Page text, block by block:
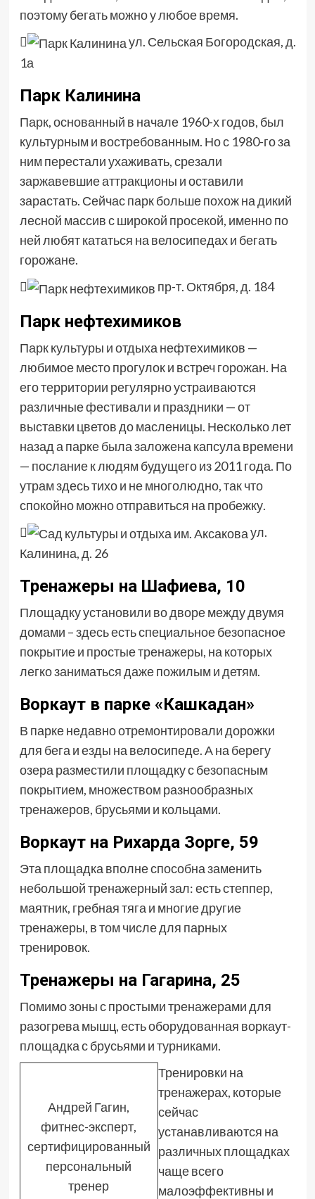
поэтому бегать можно у любое время.

ул. Сельская Богородская, д.
1а
Парк Калинина
Парк, основанный в начале 1960-х годов, был
культурным и востребованным. Но с 1980-го за
ним перестали ухаживать, срезали
заржавевшие аттракционы и оставили
зарастать. Сейчас парк больше похож на дикий
лесной массив с широкой просекой, именно по
ней любят кататься на велосипедах и бегать
горожане.

пр-т. Октября, д. 184
Парк нефтехимиков
Парк культуры и отдыха нефтехимиков —
любимое место прогулок и встреч горожан. На
его территории регулярно устраиваются
различные фестивали и праздники — от
выставки цветов до масленицы. Несколько лет
назад а парке была заложена капсула времени
— послание к людям будущего из 2011 года. По
утрам здесь тихо и не многолюдно, так что
спокойно можно отправиться на пробежку.

ул.
Калинина, д. 26
Тренажеры на Шафиева, 10
Площадку установили во дворе между двумя
домами – здесь есть специальное безопасное
покрытие и простые тренажеры, на которых
легко заниматься даже пожилым и детям.
Воркаут в парке «Кашкадан»
В парке недавно отремонтировали дорожки
для бега и езды на велосипеде. А на берегу
озера разместили площадку с безопасным
покрытием, множеством разнообразных
тренажеров, брусьями и кольцами.
Воркаут на Рихарда Зорге, 59
Эта площадка вполне способна заменить
небольшой тренажерный зал: есть степпер,
маятник, гребная тяга и многие другие
тренажеры, в том числе для парных
тренировок.
Тренажеры на Гагарина, 25
Помимо зоны с простыми тренажерами для
разогрева мышц, есть оборудованная воркаут-
площадка с брусьями и турниками.
Андрей Гагин,
фитнес-эксперт,
сертифицированный
персональный
тренер
Тренировки на
тренажерах, которые
сейчас
устанавливаются на
различных площадках
чаще всего
малоэффективны и